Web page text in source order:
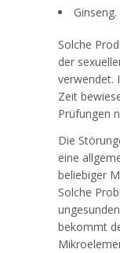
Ginseng.
Solche
der
verwendet.
Zeit
Prüfungen
Die
eine
beliebiger
Solche
bekommt